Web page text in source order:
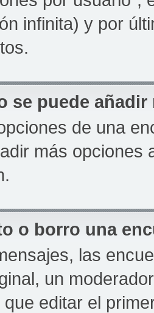
infinita) y por
se puede
de una
más opciones
o borro una
las
un
editar el